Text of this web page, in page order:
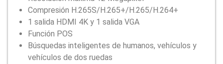
Compresión H.265S/H.265+/H.265/H.264+
1 salida HDMI 4K y 1 salida VGA
Función POS
Búsquedas inteligentes de humanos, vehículos y
vehículos de dos ruedas